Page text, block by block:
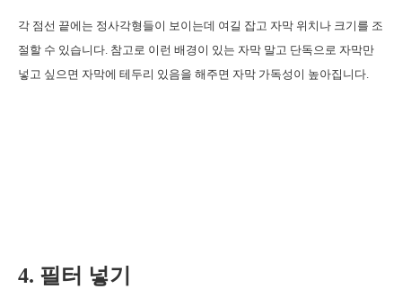
각 점선 끝에는 정사각형들이 보이는데 여길 잡고 자막 위치나 크기를 조
절할 수 있습니다. 참고로 이런 배경이 있는 자막 말고 단독으로 자막만
넣고 싶으면 자막에 테두리 있음을 해주면 자막 가독성이 높아집니다.
4. 필터 넣기